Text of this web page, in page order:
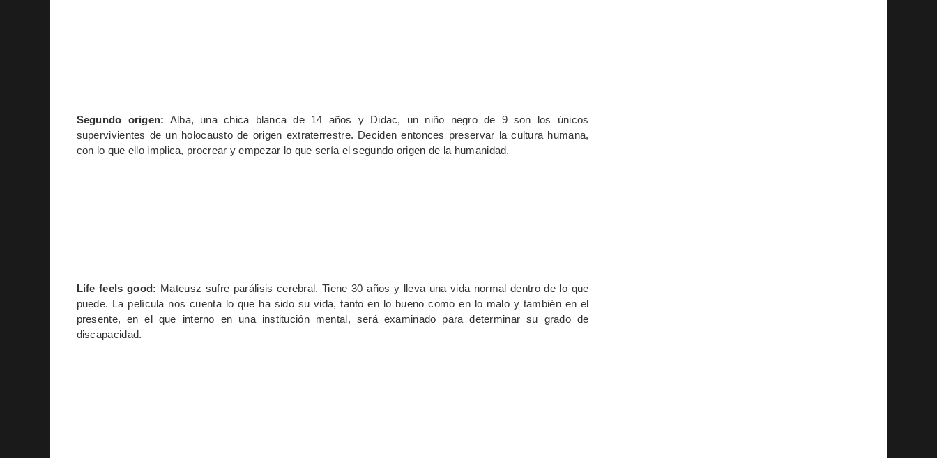
Segundo origen: Alba, una chica blanca de 14 años y Didac, un niño negro de 9 son los únicos
supervivientes de un holocausto de origen extraterrestre. Deciden entonces preservar la cultura humana,
con lo que ello implica, procrear y empezar lo que sería el segundo origen de la humanidad.
Life feels good: Mateusz sufre parálisis cerebral. Tiene 30 años y lleva una vida normal dentro de lo que
puede. La película nos cuenta lo que ha sido su vida, tanto en lo bueno como en lo malo y también en el
presente, en el que interno en una institución mental, será examinado para determinar su grado de
discapacidad.